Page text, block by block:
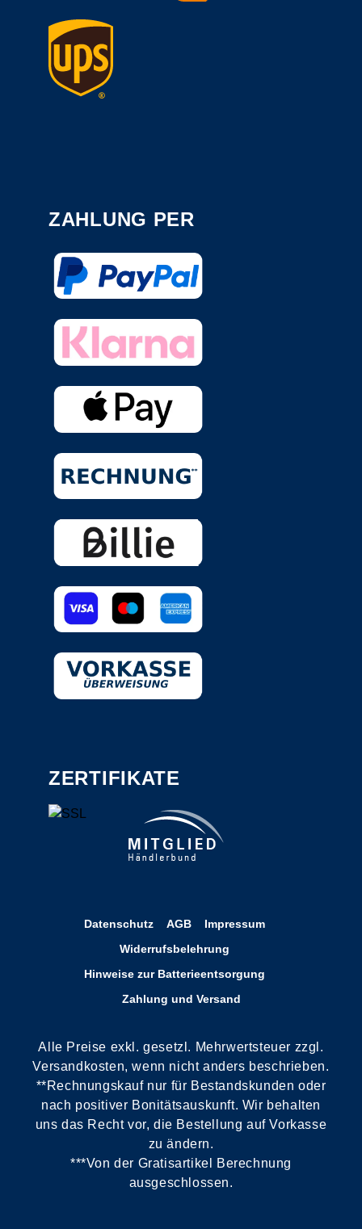
ZAHLUNG PER
ZERTIFIKATE
Datenschutz AGB
Impressum
Widerrufsbelehrung
Hinweise zur Batterieentsorgung
Zahlung und Versand
Alle Preise exkl. gesetzl. Mehrwertsteuer zzgl.
Versandkosten, wenn nicht anders beschrieben.
**Rechnungskauf nur für Bestandskunden oder
nach positiver Bonitätsauskunft. Wir behalten
uns das Recht vor, die Bestellung auf Vorkasse
zu ändern.
***Von der Gratisartikel Berechnung
ausgeschlossen.